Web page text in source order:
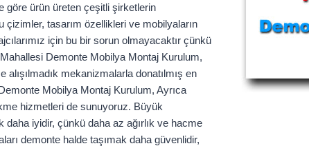
göre ürün üreten çeşitli şirketlerin
çizimler, tasarım özellikleri ve mobilyaların
için bu bir sorun olmayacaktır çünkü
Demonte Mobilya Montaj Kurulum,
mekanizmalarla donatılmış en
Mobilya Montaj Kurulum, Ayrıca
hizmetleri de sunuyoruz. Büyük
daha iyidir, çünkü daha az ağırlık ve hacme
demonte halde taşımak daha güvenlidir,